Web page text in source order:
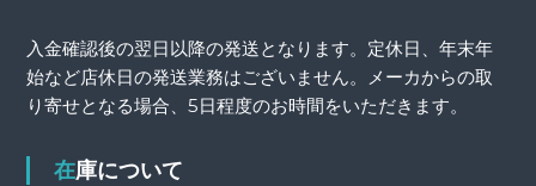
入金確認後の翌日以降の発送となります。定休日、年末年
始など店休日の発送業務はございません。メーカからの取
り寄せとなる場合、5日程度のお時間をいただきます。
在庫について